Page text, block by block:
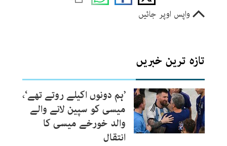
واپس اوپر جائیں
تازہ ترین خبریں
’ہم دونوں اکیلے روتے تھے‘،
میسی کو سپین لانے والے
والد خورخے میسی کا
انتقال